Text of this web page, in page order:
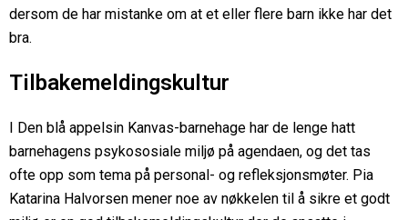
dersom de har mistanke om at et eller flere barn ikke har det
bra.
Tilbakemeldingskultur
I Den blå appelsin Kanvas-barnehage har de lenge hatt
barnehagens psykososiale miljø på agendaen, og det tas
ofte opp som tema på personal- og refleksjonsmøter. Pia
Katarina Halvorsen mener noe av nøkkelen til å sikre et godt